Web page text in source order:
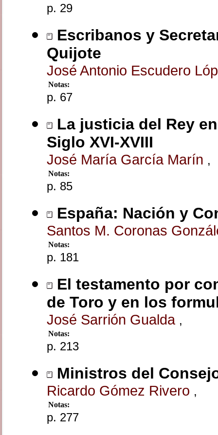
p. 29
Escribanos y
Quijote
José Antonio Escudero
Notas:
p. 67
La justicia del Rey
Siglo XVI-XVIII
José María García Marín ,
Notas:
p. 85
España: Nación y
Santos M. Coronas
Notas:
p. 181
El testamento por
de Toro y en los
José Sarrión Gualda ,
Notas:
p. 213
Ministros del
Ricardo Gómez Rivero ,
Notas:
p. 277